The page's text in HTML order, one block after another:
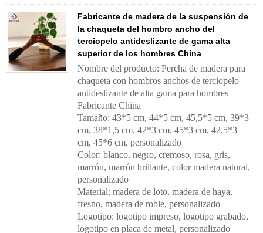
Fabricante de madera de la suspensión de
la chaqueta del hombro ancho del
terciopelo antideslizante de gama alta
superior de los hombres China
Nombre del producto: Percha de madera para
chaqueta con hombros anchos de terciopelo
antideslizante de alta gama para hombres
Fabricante China
Tamaño: 43*5 cm, 44*5 cm, 45,5*5 cm, 39*3
cm, 38*1,5 cm, 42*3 cm, 45*3 cm, 42,5*3
cm, 45*6 cm, personalizado
Color: blanco, negro, cremoso, rosa, gris,
marrón, marrón brillante, color madera natural,
personalizado
Material: madera de loto, madera de haya,
fresno, madera de roble, personalizado
Logotipo: logotipo impreso, logotipo grabado,
logotipo en placa de metal, personalizado